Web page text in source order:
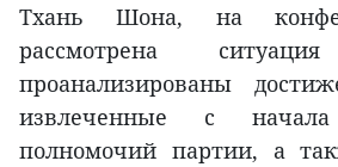
Тхань Шона, на
рассмотрена
проанализированы
извлеченные с
полномочий партии, а